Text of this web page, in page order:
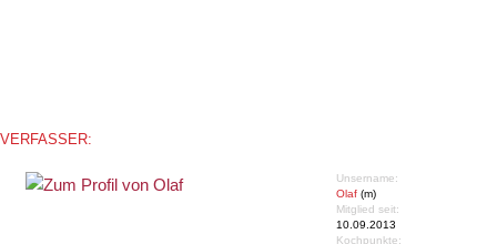
VERFASSER:
Unsername:
Olaf (m)
Mitglied seit:
10.09.2013
Kochpunkte: